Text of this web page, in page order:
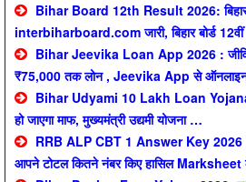
Bihar Board 12th Result 2026: बिहार
interbiharboard.com जारी, बिहार बोर्ड 12वीं
Bihar Jeevika Loan App 2026 :
₹75,000 तक लोन , Jeevika App से
Bihar Udyami 10 Lakh Loan
हो जाएगा माफ, मुख्यमंत्री उद्यमी योजना …
RRB ALP CBT 1 Answer Key
आपने टोटल कितने नंबर किए हासिल